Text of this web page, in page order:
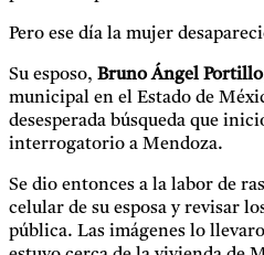
Pero ese día la mujer
Su esposo, Bruno Ángel Portillo
municipal en el Estado de
desesperada búsqueda que
interrogatorio a Mendoza.
Se dio entonces a la labor de
celular de su esposa y revisar
pública. Las imágenes lo